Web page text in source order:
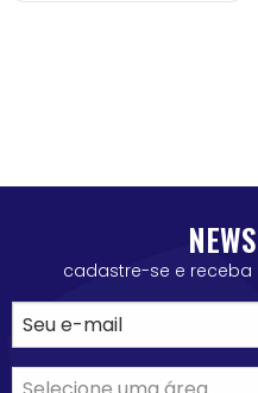
cadastre-se e receba